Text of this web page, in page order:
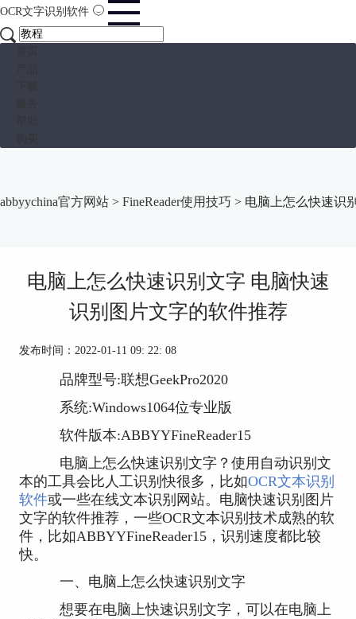
OCR文字识别软件
abbyychina官方网站 > FineReader使用技巧 > 电脑上怎么快速识
电脑上怎么快速识别文字 电脑快速
识别图片文字的软件推荐
发布时间：2022-01-11 09: 22: 08
品牌型号:联想GeekPro2020
系统:Windows1064位专业版
软件版本:ABBYYFineReader15
电脑上怎么快速识别文字？使用自动识别文
本的工具会比人工识别快很多，比如OCR文本识别
软件或一些在线文本识别网站。电脑快速识别图片
文字的软件推荐，一些OCR文本识别技术成熟的软
件，比如ABBYYFineReader15，识别速度都比较
快。
一、电脑上怎么快速识别文字
想要在电脑上快速识别文字，可以在电脑上